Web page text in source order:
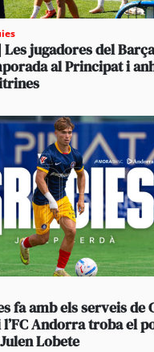
jugadores del
al Principat i
fa amb els serveis de
Andorra troba el
Lobete